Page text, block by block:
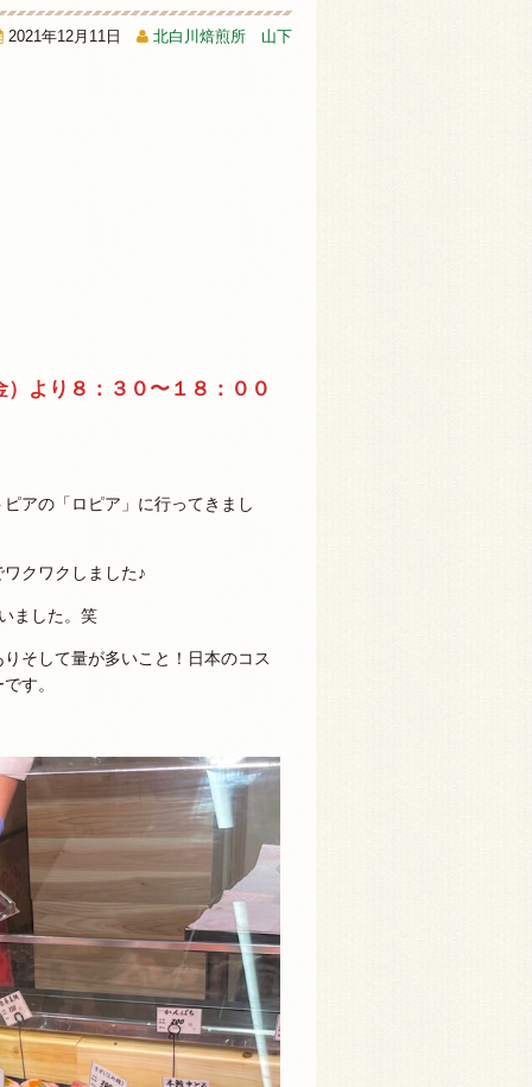
2021年12月11日 北白川焙煎所 山下
）より８：３０〜１８：００
アの「ロピア」に行ってきまし
クワクしました♪
ました。笑
そして量が多いこと！日本のコス
す。